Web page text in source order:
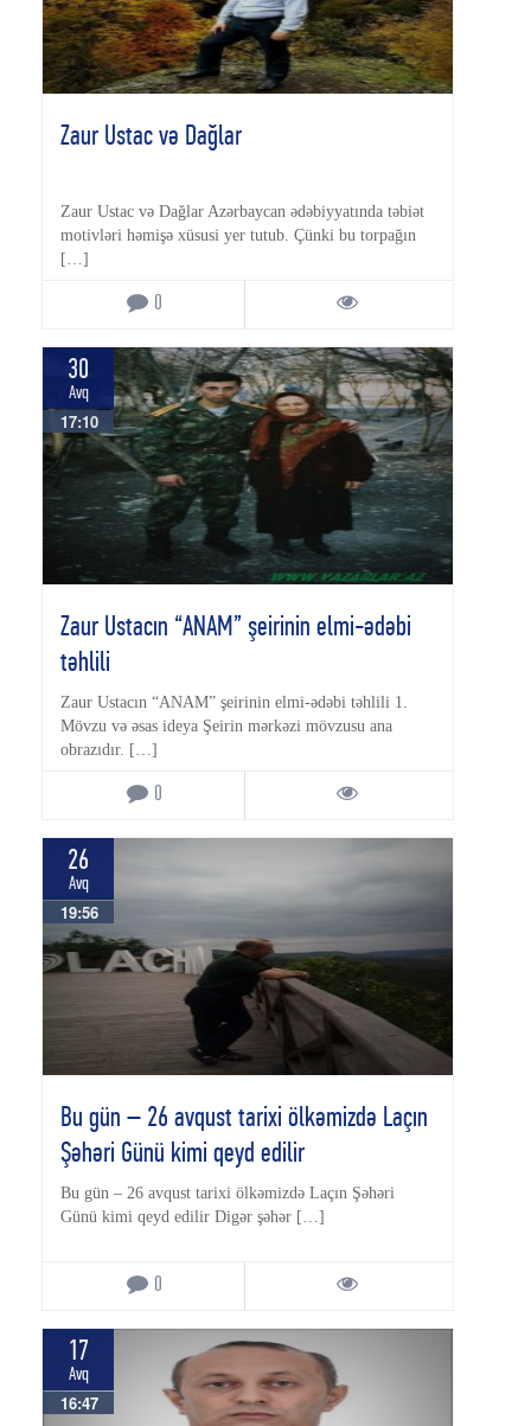
Zaur Ustac və Dağlar
Zaur Ustac və Dağlar Azərbaycan ədəbiyyatında təbiət
motivləri həmişə xüsusi yer tutub. Çünki bu torpağın
[…]
0
30
Avq
17:10
Zaur Ustacın “ANAM” şeirinin elmi-ədəbi
təhlili
Zaur Ustacın “ANAM” şeirinin elmi-ədəbi təhlili 1.
Mövzu və əsas ideya Şeirin mərkəzi mövzusu ana
obrazıdır. […]
0
26
Avq
19:56
Bu gün – 26 avqust tarixi ölkəmizdə Laçın
Şəhəri Günü kimi qeyd edilir
Bu gün – 26 avqust tarixi ölkəmizdə Laçın Şəhəri
Günü kimi qeyd edilir Digər şəhər […]
0
17
Avq
16:47